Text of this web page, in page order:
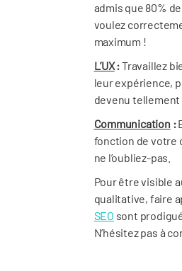
admis que 80%
voulez
maximum !
L’UX:Travaillez
leur expérience,
devenu tellement
Communication :
fonction de votre
ne l’oubliez-pas.
Pour être visible
qualitative, faire
SEO sont
N’hésitez pas à